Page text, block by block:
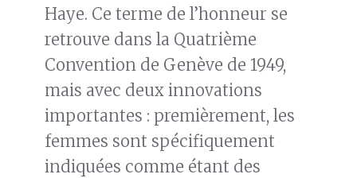
Haye. Ce terme de l’honneur se
retrouve dans la Quatrième
Convention de Genève de 1949,
mais avec deux innovations
importantes : premièrement, les
femmes sont spécifiquement
indiquées comme étant des